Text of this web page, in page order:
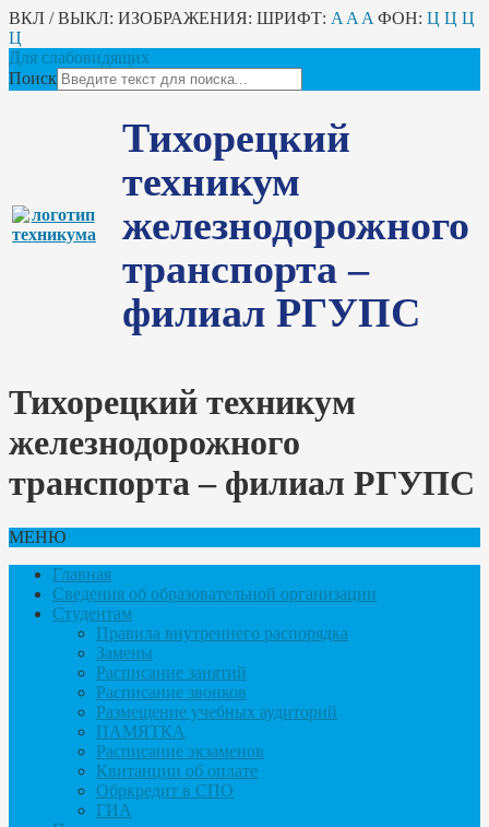
ВКЛ / ВЫКЛ: ИЗОБРАЖЕНИЯ: ШРИФТ: A A A ФОН: Ц Ц Ц
Ц
Для слабовидящих
Поиск
Тихорецкий
техникум
железнодорожного
транспорта –
филиал РГУПС
Тихорецкий техникум
железнодорожного
транспорта – филиал РГУПС
МЕНЮ
Главная
Сведения об образовательной организации
Студентам
Правила внутреннего распорядка
Замены
Расписание занятий
Расписание звонков
Размещение учебных аудиторий
ПАМЯТКА
Расписание экзаменов
Квитанции об оплате
Обркредит в СПО
ГИА